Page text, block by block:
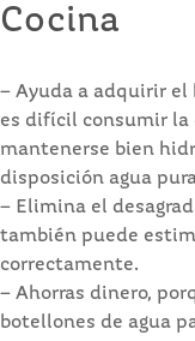
Cocina
– Ayuda a adquirir el
es difícil consumir la
mantenerse bien
disposición agua
– Elimina el
también puede
correctamente.
– Ahorras dinero,
botellones de agua